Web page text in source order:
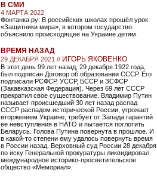
В СМИ
4 МАРТА 2022
Фонтанка.ру: В российских школах прошёл урок
«Защитники мира», в котором государство
объяснило происходящее на Украине детям.
ВРЕМЯ НАЗАД
29 ДЕКАБРЯ 2021 // ИГОРЬ ЯКОВЕНКО
В этот день 99 лет назад, 29 декабря 1922 года,
был подписан Договор об образовании СССР. Его
подписали РСФСР, УССР, БССР и ЗСФСР
(Закавказская Федерация). Через 69 лет СССР
прекратил свое существование. Владимир Путин
называет происшедший 30 лет назад распад
СССР распадом исторической России, угрожает
вторжением Украине, требует от Запада гарантий
ее невступления в НАТО и пытается поглотить
Беларусь. Голова Путина повернута в прошлое. И
в какой-то степени ему удалось повернуть время
в России назад. Верховный суд России 28 декабря
по иску Генеральной прокуратуры ликвидировал
международное историко-просветительское
общество «Мемориал».